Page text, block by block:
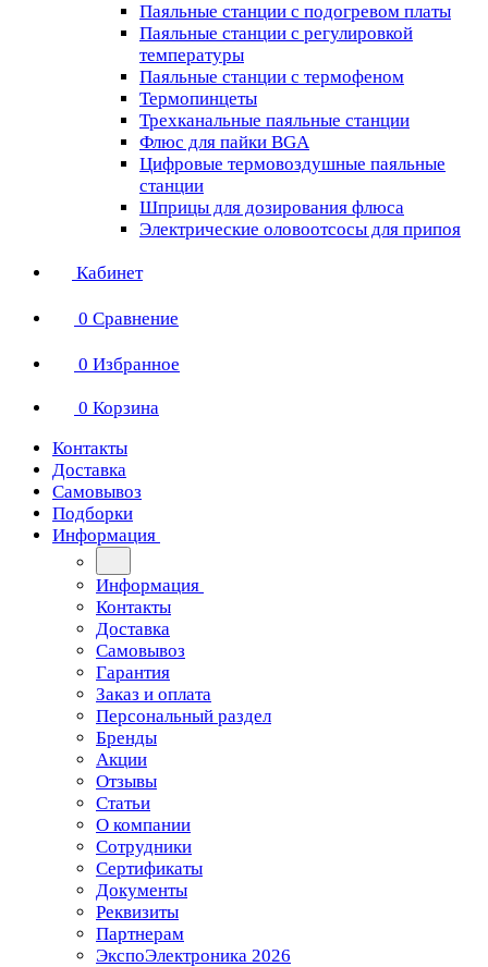
Паяльные станции с подогревом платы
Паяльные станции с регулировкой
температуры
Паяльные станции с термофеном
Термопинцеты
Трехканальные паяльные станции
Флюс для пайки BGA
Цифровые термовоздушные паяльные
станции
Шприцы для дозирования флюса
Электрические оловоотсосы для припоя
Кабинет
0 Сравнение
0 Избранное
0 Корзина
Контакты
Доставка
Самовывоз
Подборки
Информация
Информация
Контакты
Доставка
Самовывоз
Гарантия
Заказ и оплата
Персональный раздел
Бренды
Акции
Отзывы
Статьи
О компании
Сотрудники
Сертификаты
Документы
Реквизиты
Партнерам
ЭкспоЭлектроника 2026